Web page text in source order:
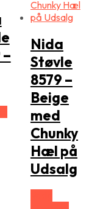
Nida
Støvle
8579 –
Beige
med
Chunky
Hæl på
Udsalg